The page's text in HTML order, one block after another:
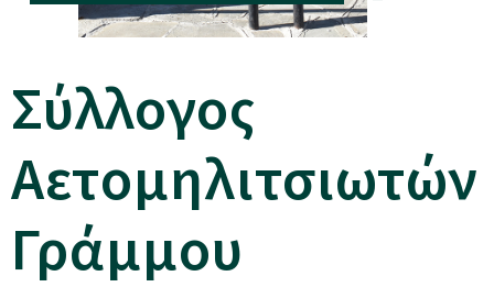
Σύλλογος
Αετομηλιτσιωτών
Γράμμου